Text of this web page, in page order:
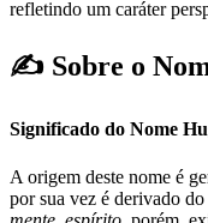
refletindo um caráter
✍️ Sobre o
Significado do Nome
A origem deste nome é
por sua vez é derivado